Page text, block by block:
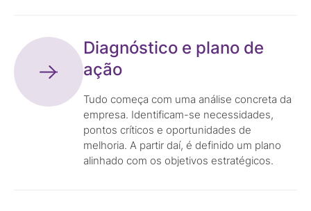
Diagnóstico e plano de
ação
Tudo começa com uma análise concreta da
empresa. Identificam-se necessidades,
pontos críticos e oportunidades de
melhoria. A partir daí, é definido um plano
alinhado com os objetivos estratégicos.